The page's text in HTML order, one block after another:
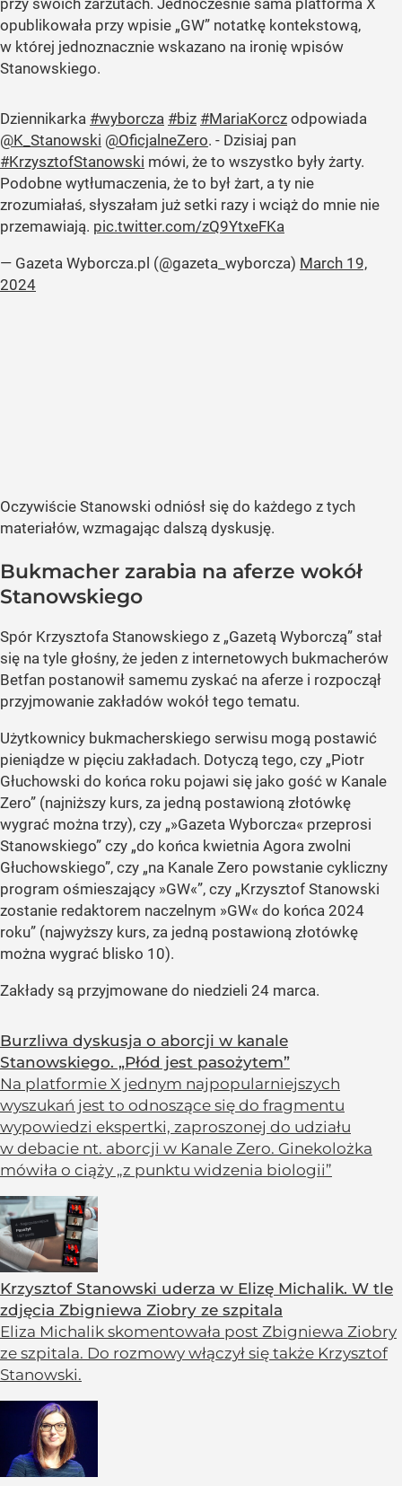
opublikowała przy wpisie „GW” notatkę kontekstową,
w której jednoznacznie wskazano na ironię wpisów
Stanowskiego.
Dziennikarka #wyborcza #biz #MariaKorcz odpowiada
@K_Stanowski @OficjalneZero. - Dzisiaj pan
#KrzysztofStanowski mówi, że to wszystko były żarty.
Podobne wytłumaczenia, że to był żart, a ty nie
zrozumiałaś, słyszałam już setki razy i wciąż do mnie nie
przemawiają. pic.twitter.com/zQ9YtxeFKa
— Gazeta Wyborcza.pl (@gazeta_wyborcza) March 19,
2024
Oczywiście Stanowski odniósł się do każdego z tych
materiałów, wzmagając dalszą dyskusję.
Bukmacher zarabia na aferze wokół
Stanowskiego
Spór Krzysztofa Stanowskiego z „Gazetą Wyborczą” stał
się na tyle głośny, że jeden z internetowych bukmacherów
Betfan postanowił samemu zyskać na aferze i rozpoczął
przyjmowanie zakładów wokół tego tematu.
Użytkownicy bukmacherskiego serwisu mogą postawić
pieniądze w pięciu zakładach. Dotyczą tego, czy „Piotr
Głuchowski do końca roku pojawi się jako gość w Kanale
Zero” (najniższy kurs, za jedną postawioną złotówkę
wygrać można trzy), czy „»Gazeta Wyborcza« przeprosi
Stanowskiego” czy „do końca kwietnia Agora zwolni
Głuchowskiego”, czy „na Kanale Zero powstanie cykliczny
program ośmieszający »GW«”, czy „Krzysztof Stanowski
zostanie redaktorem naczelnym »GW« do końca 2024
roku” (najwyższy kurs, za jedną postawioną złotówkę
można wygrać blisko 10).
Zakłady są przyjmowane do niedzieli 24 marca.
Burzliwa dyskusja o aborcji w kanale
Stanowskiego. „Płód jest pasożytem”
Na platformie X jednym najpopularniejszych
wyszukań jest to odnoszące się do fragmentu
wypowiedzi ekspertki, zaproszonej do udziału
w debacie nt. aborcji w Kanale Zero. Ginekolożka
mówiła o ciąży „z punktu widzenia biologii”
Krzysztof Stanowski uderza w Elizę Michalik. W tle
zdjęcia Zbigniewa Ziobry ze szpitala
Eliza Michalik skomentowała post Zbigniewa Ziobry
ze szpitala. Do rozmowy włączył się także Krzysztof
Stanowski.